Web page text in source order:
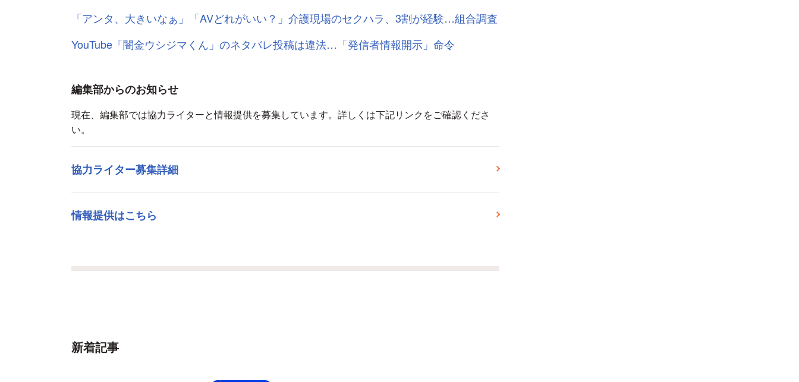
「アンタ、大きいなぁ」「AVどれがいい？」介護現場のセクハラ、3割が経験…組合調査
YouTube「闇金ウシジマくん」のネタバレ投稿は違法…「発信者情報開示」命令
編集部からのお知らせ
現在、編集部では協力ライターと情報提供を募集しています。詳しくは下記リンクをご確認くださ
い。
協力ライター募集詳細
情報提供はこちら
新着記事